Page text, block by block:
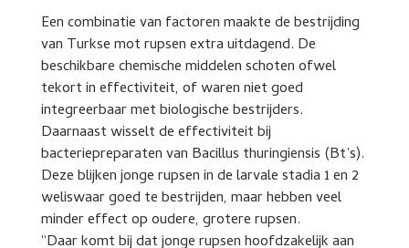
Een combinatie van factoren maakte de bestrijding
van Turkse mot rupsen extra uitdagend. De
beschikbare chemische middelen schoten ofwel
tekort in effectiviteit, of waren niet goed
integreerbaar met biologische bestrijders.
Daarnaast wisselt de effectiviteit bij
bacteriepreparaten van Bacillus thuringiensis (Bt’s).
Deze blijken jonge rupsen in de larvale stadia 1 en 2
weliswaar goed te bestrijden, maar hebben veel
minder effect op oudere, grotere rupsen.
“Daar komt bij dat jonge rupsen hoofdzakelijk aan